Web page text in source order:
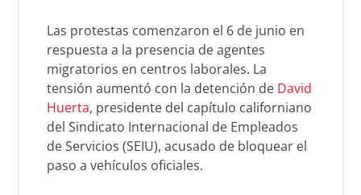
Las protestas comenzaron el 6 de junio en
respuesta a la presencia de agentes
migratorios en centros laborales. La
tensión aumentó con la detención de David
Huerta, presidente del capítulo californiano
del Sindicato Internacional de Empleados
de Servicios (SEIU), acusado de bloquear el
paso a vehículos oficiales.